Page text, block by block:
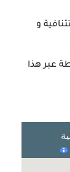
و
عبر هذا